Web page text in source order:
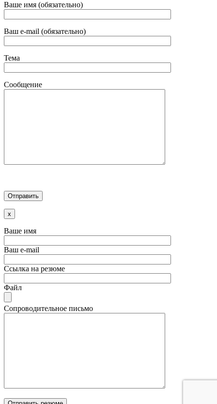
Ваше имя (обязательно)
Ваш e-mail (обязательно)
Тема
Сообщение
x
Ваше имя
Ваш e-mail
Ссылка на резюме
Файл
Сопроводительное письмо